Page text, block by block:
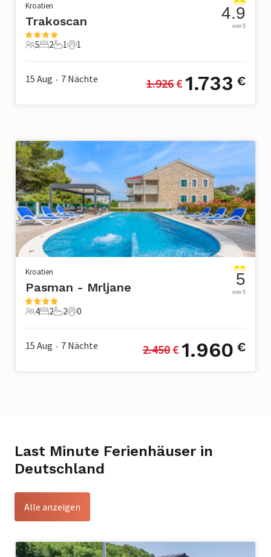
Kroatien
Trakoscan
5 Gäste
5
2 Schlafzimmer
2
1 Badezimmer
1
1 Haustier
1
4.9
von 5
15 Aug • 7 Nächte 1.926 € 1.733 €
Kroatien
Pasman - Mrljane
4 Gäste
4
2 Schlafzimmer
2
2 Badezimmer
2
0 Haustiere
0
5
von 5
15 Aug • 7 Nächte 2.450 € 1.960 €
Last Minute Ferienhäuser in
Deutschland
Alle anzeigen